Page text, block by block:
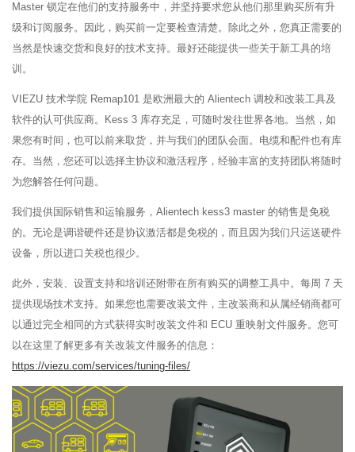
Master 锁定在他们的支持服务中，并坚持要求您从他们那里购买所有升
级和订阅服务。因此，购买前一定要检查清楚。除此之外，您真正需要的
当然是快速交货和良好的技术支持。最好还能提供一些关于新工具的培
训。
VIEZU 技术学院 Remap101 是欧洲最大的 Alientech 调校和改装工具及
软件的认可供应商。Kess 3 库存充足，可随时发往世界各地。当然，如
果您有时间，也可以前来取货，并与我们的团队会面。电缆和配件也有库
存。当然，您还可以选择主协议和激活程序，经验丰富的支持团队将随时
为您解答任何问题。
我们提供国际销售和运输服务，Alientech kess3 master 的销售是免税
的。无论是调谐硬件还是协议激活都是免税的，而且因为我们只运送硬件
设备，所以进口关税也很少。
此外，安装、设置支持和培训还附带在所有购买的调整工具中。每周 7 天
提供现场技术支持。如果您也需要改装文件，主改装商和从属经销商都可
以通过完全相同的方式获得实时改装文件和 ECU 重映射文件服务。您可
以在这里了解更多有关改装文件服务的信息：
https://viezu.com/services/tuning-files/